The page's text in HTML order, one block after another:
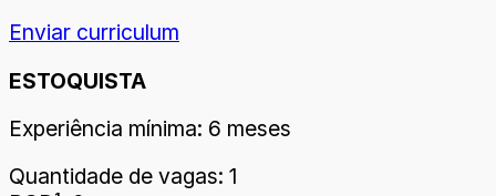
Enviar curriculum
ESTOQUISTA
Experiência mínima: 6 meses
Quantidade de vagas: 1